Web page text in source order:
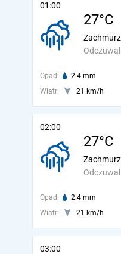
01:00
27°C
Opad: 2.4 mm
Wiatr:
21 km/h
02:00
27°C
Opad: 2.4 mm
Wiatr:
21 km/h
03:00